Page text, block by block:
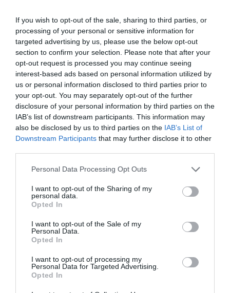
If you wish to opt-out of the sale, sharing to third parties, or
processing of your personal or sensitive information for
targeted advertising by us, please use the below opt-out
section to confirm your selection. Please note that after your
opt-out request is processed you may continue seeing
interest-based ads based on personal information utilized by
us or personal information disclosed to third parties prior to
your opt-out. You may separately opt-out of the further
disclosure of your personal information by third parties on the
IAB’s list of downstream participants. This information may
also be disclosed by us to third parties on the IAB’s List of
Downstream Participants that may further disclose it to other
Personal Data Processing Opt Outs
I want to opt-out of the Sharing of my
personal data.
Opted In
I want to opt-out of the Sale of my
Personal Data.
Opted In
I want to opt-out of processing my
Personal Data for Targeted Advertising.
Opted In
Possono chiedere il Sia i cittadiniitaliani o
comunitari e i loro familiari titolari del diritto di
soggiorno o del diritto di soggiorno permanente,
oppure i cittadini extracomunitari, ma solo se
hanno il permesso di soggiorno CE per
soggiornanti di lungo periodo, la cosiddetta
carta di soggiorno. È inoltre indispensabile
essere residenti in Italia daalmeno due anni.
Il requisito della carta di soggiorno
molti cittadini stranieriche hanno in tasca un
“semplice” permesso valido per lavorare
(lavoro, famiglia, attesa occupazione…)
Eppure,
secondo la normativa europea, queste categorie